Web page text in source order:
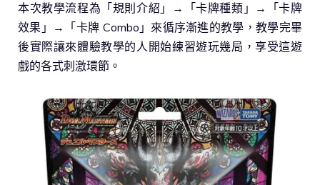
本次教學流程為「規則介紹」→「卡牌種類」→「卡牌
效果」→「卡牌 Combo」來循序漸進的教學，教學完畢
後實際讓來體驗教學的人開始練習遊玩幾局，享受這遊
戲的各式刺激環節。